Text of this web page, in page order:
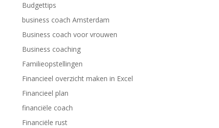
Budgettips
business coach Amsterdam
Business coach voor vrouwen
Business coaching
Familieopstellingen
Financieel overzicht maken in Excel
Financieel plan
financiële coach
Financiële rust